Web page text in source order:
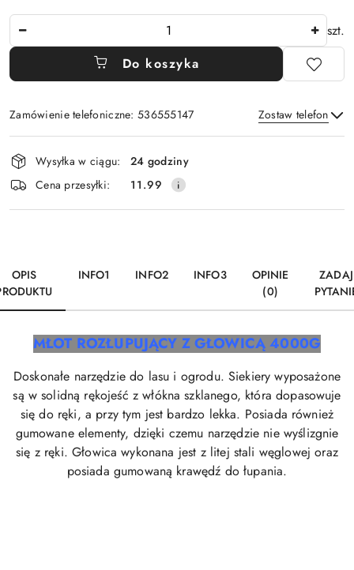
szt.
Do koszyka
Zamówienie telefoniczne: 536555147 Zostaw telefon
Wyślij
Dostępność
i
dostawa
Wysyłka w ciągu:
24 godziny
Cena przesyłki:
11.99
OPIS
INFO1 INFO2 INFO3
OPINIE
(0)
ZADAJ
MŁOT ROZŁUPUJĄCY Z GŁOWICĄ 4000G
Doskonałe narzędzie do lasu i ogrodu. Siekiery wyposażone
są w solidną rękojeść z włókna szklanego, która dopasowuje
się do ręki, a przy tym jest bardzo lekka. Posiada również
gumowane elementy, dzięki czemu narzędzie nie wyślizgnie
się z ręki. Głowica wykonana jest z litej stali węglowej oraz
posiada gumowaną krawędź do łupania.